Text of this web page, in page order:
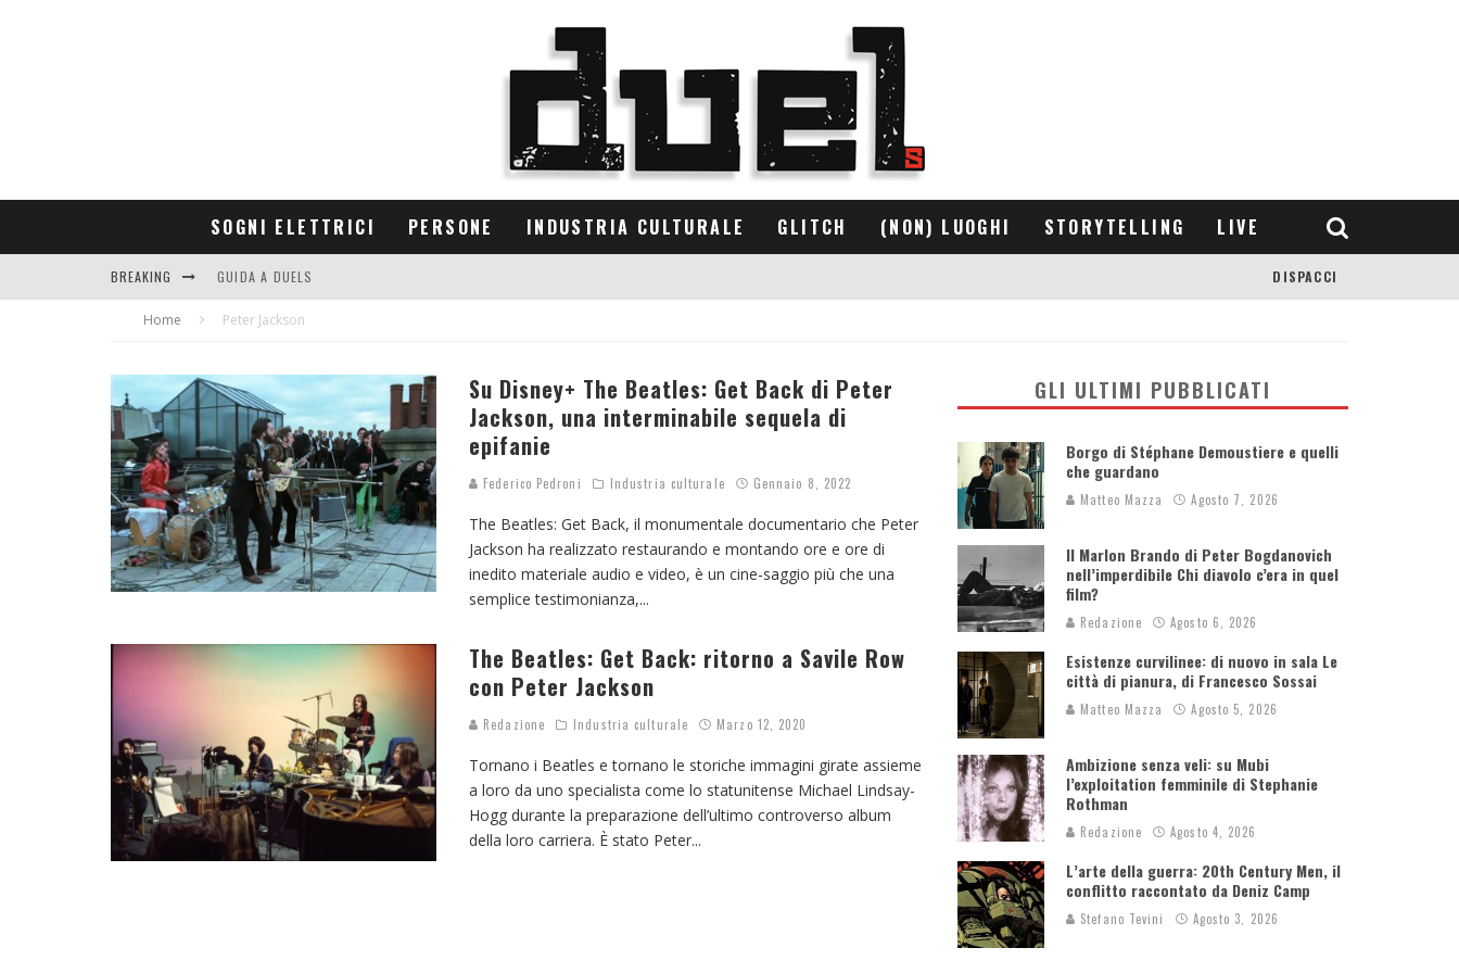
SOGNI ELETTRICI PERSONE INDUSTRIA CULTURALE GLITCH (NON) LUOGHI STORYTELLING LIVE
BREAKING GUIDA A DUELS
CONTRIBUTORS
DISPACCI
Home Peter Jackson
Su Disney+ The Beatles: Get Back di Peter
Jackson, una interminabile sequela di
epifanie
Federico Pedroni Industria culturale Gennaio 8, 2022
The Beatles: Get Back, il monumentale documentario che Peter
Jackson ha realizzato restaurando e montando ore e ore di
inedito materiale audio e video, è un cine-saggio più che una
semplice testimonianza,...
The Beatles: Get Back: ritorno a Savile Row
con Peter Jackson
Redazione Industria culturale Marzo 12, 2020
Tornano i Beatles e tornano le storiche immagini girate assieme
a loro da uno specialista come lo statunitense Michael Lindsay-
Hogg durante la preparazione dell’ultimo controverso album
della loro carriera. È stato Peter...
GLI ULTIMI PUBBLICATI
Borgo di Stéphane Demoustiere e quelli
che guardano
Matteo Mazza Agosto 7, 2026
Il Marlon Brando di Peter Bogdanovich
nell’imperdibile Chi diavolo c’era in quel
film?
Redazione Agosto 6, 2026
Esistenze curvilinee: di nuovo in sala Le
città di pianura, di Francesco Sossai
Matteo Mazza Agosto 5, 2026
Ambizione senza veli: su Mubi
l’exploitation femminile di Stephanie
Rothman
Redazione Agosto 4, 2026
L’arte della guerra: 20th Century Men, il
conflitto raccontato da Deniz Camp
Stefano Tevini Agosto 3, 2026